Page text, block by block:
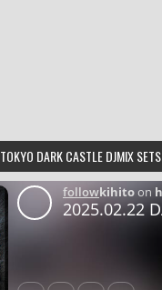
TOKYO DARK CASTLE DJMIX SETS